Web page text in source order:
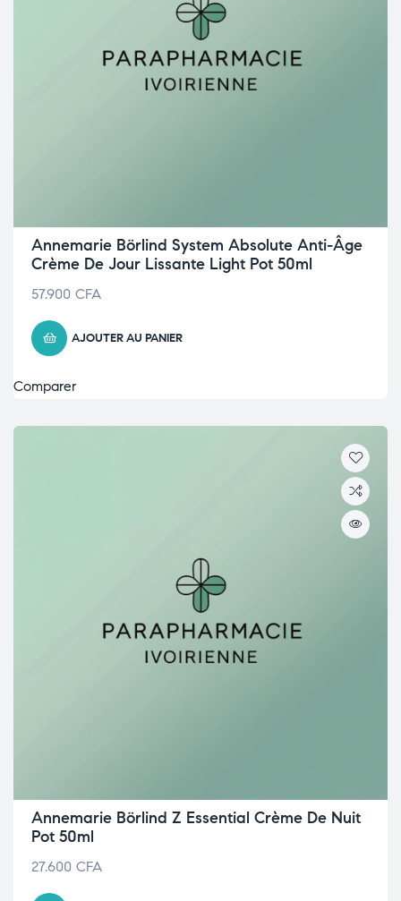
Annemarie Börlind System Absolute Anti-Âge
Crème De Jour Lissante Light Pot 50ml
57.900 CFA
AJOUTER AU PANIER
Comparer
Annemarie Börlind Z Essential Crème De Nuit
Pot 50ml
27.600 CFA